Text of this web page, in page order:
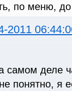
по меню, до
2011
самом деле
понятно, я